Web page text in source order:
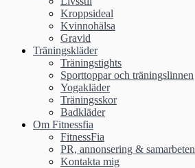
Kroppsideal
Kvinnohälsa
Gravid
Träningskläder
Träningstights
Sporttoppar och träningslinnen
Yogakläder
Träningsskor
Badkläder
Om Fitnessfia
FitnessFia
PR, annonsering & samarbeten
Kontakta mig